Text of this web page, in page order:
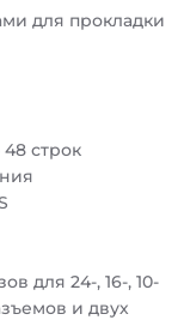
для прокладки
строк
для 24-, 16-, 10-
и двух